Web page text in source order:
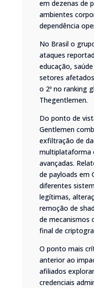
em dezenas de
ambientes
dependência
No Brasil o
ataques
educação,
setores
o 2º no ranking
Thegentlemen.
Do ponto de
Gentlemen
exfiltração de
multiplataforma
avançadas.
de payloads em
diferentes
legítimas,
remoção de
de mecanismos
final de
O ponto mais
anterior ao
afiliados
credenciais